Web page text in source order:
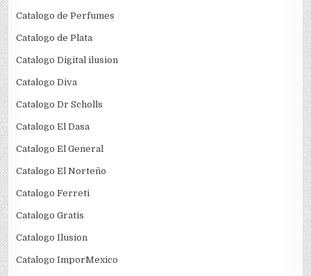
Catalogo de Perfumes
Catalogo de Plata
Catalogo Digital ilusion
Catalogo Diva
Catalogo Dr Scholls
Catalogo El Dasa
Catalogo El General
Catalogo El Norteño
Catalogo Ferreti
Catalogo Gratis
Catalogo Ilusion
Catalogo ImporMexico